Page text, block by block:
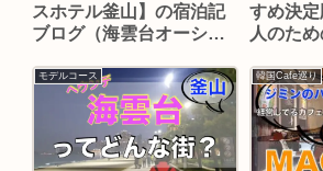
スホテル釜山】の宿泊記
ブログ（海雲台オーシャ
すめ決
人のた
モデルコース 韓国Cafe巡り